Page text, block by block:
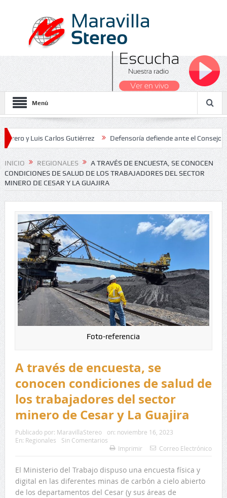
Menú
Carlos Gutiérrez Defensoría defiende ante el Consejo de
Nacionales 2026
INICIO REGIONALES
A TRAVÉS DE ENCUESTA, SE CONOCEN
CONDICIONES DE SALUD DE LOS TRABAJADORES DEL SECTOR
MINERO DE CESAR Y LA GUAJIRA
Foto-referencia
A través de encuesta, se
conocen condiciones de salud de
los trabajadores del sector
minero de Cesar y La Guajira
Publicado por: MaravillaStereo on: noviembre 16, 2023
En: Regionales
Sin Comentarios
Imprimir
Correo Electrónico
El Ministerio del Trabajo dispuso una encuesta física y
digital en las diferentes minas de carbón a cielo abierto
de los departamentos del Cesar (y sus áreas de